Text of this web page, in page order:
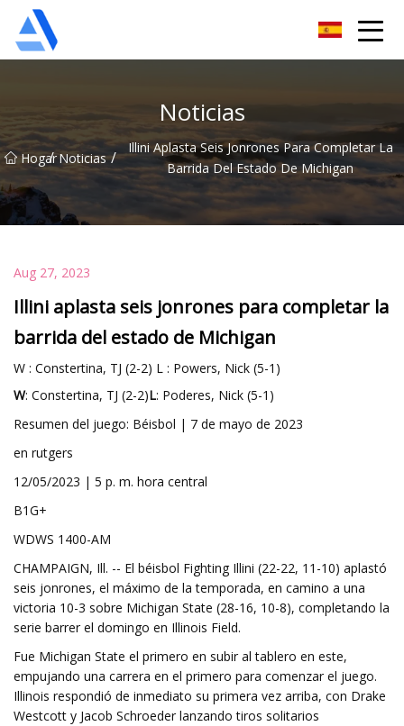
Noticias
Hogar
/ Noticias /
Illini Aplasta Seis Jonrones Para Completar La
Barrida Del Estado De Michigan
Aug 27, 2023
Illini aplasta seis jonrones para completar la
barrida del estado de Michigan
W : Constertina, TJ (2-2) L : Powers, Nick (5-1)
W: Constertina, TJ (2-2)L: Poderes, Nick (5-1)
Resumen del juego: Béisbol | 7 de mayo de 2023
en rutgers
12/05/2023 | 5 p. m. hora central
B1G+
WDWS 1400-AM
CHAMPAIGN, Ill. -- El béisbol Fighting Illini (22-22, 11-10) aplastó
seis jonrones, el máximo de la temporada, en camino a una
victoria 10-3 sobre Michigan State (28-16, 10-8), completando la
serie barrer el domingo en Illinois Field.
Fue Michigan State el primero en subir al tablero en este,
empujando una carrera en el primero para comenzar el juego.
Illinois respondió de inmediato su primera vez arriba, con Drake
Westcott y Jacob Schroeder lanzando tiros solitarios